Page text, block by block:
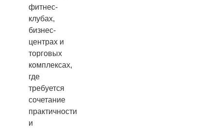
фитнес-
клубах,
бизнес-
центрах и
торговых
комплексах,
где
требуется
сочетание
практичности
и